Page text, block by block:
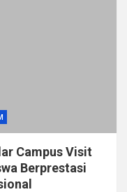
Campus Visit
Berprestasi